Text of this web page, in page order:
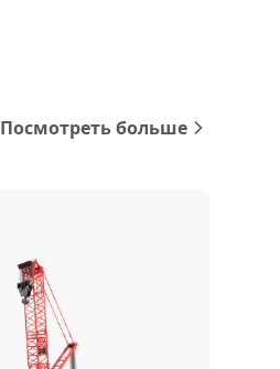
Посмотреть больше